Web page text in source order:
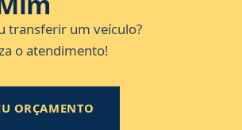
transferir um veículo?
o atendimento!
ORÇAMENTO